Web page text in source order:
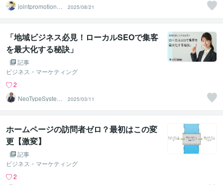
jointpromotionto
kyo
2025/08/21
「地域ビジネス必見！ローカルSEOで集客
を最大化する秘訣」
記事
ビジネス・マーケティング
2
NeoTypeSystem
2025/03/11
ホームページの訪問者ゼロ？最初はこの変
更【激変】
記事
ビジネス・マーケティング
2